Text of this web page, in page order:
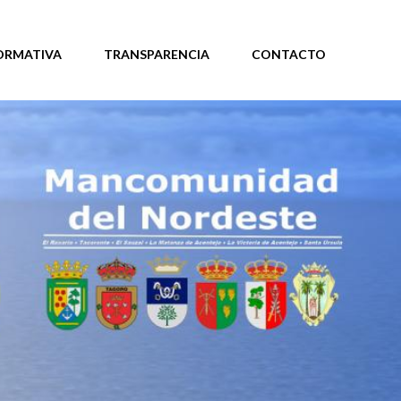
TRANSPARENCIA CONTACTO